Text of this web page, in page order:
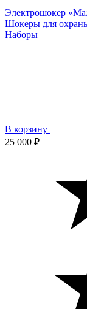
Электрошокер
Шокеры для
Наборы
В корзину
25 000 ₽